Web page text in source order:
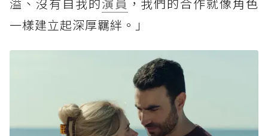
溢、沒有自我的演員 ，我們的合作就像角色
一樣建立起深厚羈絆。」